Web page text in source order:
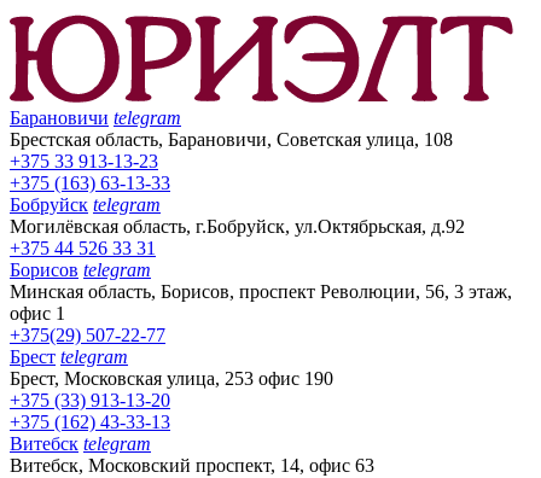
Барановичи telegram
Брестская область, Барановичи, Советская улица, 108
+375 33 913-13-23
+375 (163) 63-13-33
Бобруйск telegram
Могилёвская область, г.Бобруйск, ул.Октябрьская, д.92
+375 44 526 33 31
Борисов telegram
Минская область, Борисов, проспект Революции, 56, 3 этаж,
офис 1
+375(29) 507-22-77
Брест telegram
Брест, Московская улица, 253 офис 190
+375 (33) 913-13-20
+375 (162) 43-33-13
Витебск telegram
Витебск, Московский проспект, 14, офис 63